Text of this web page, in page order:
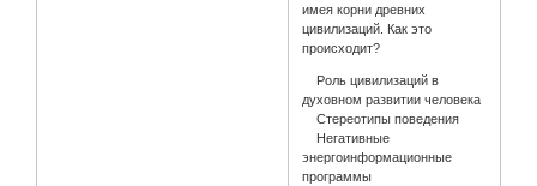
имея корни древних
цивилизаций. Как это
происходит?
Роль цивилизаций в
духовном развитии человека
Стереотипы поведения
Негативные
энергоинформационные
программы